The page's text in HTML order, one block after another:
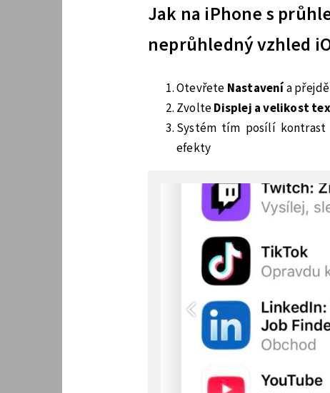
Jak na iPhone s
neprůhledný vzhled
Otevřete Nastavenía
ZvolteDisplej a velikost
Systém tím posílí
efekty